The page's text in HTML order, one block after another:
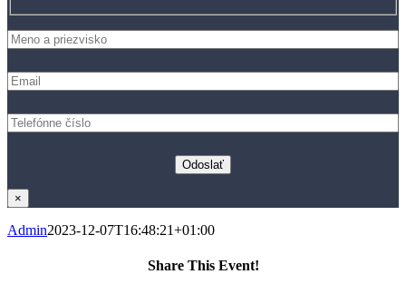
×
Admin2023-12-07T16:48:21+01:00
Share This Event!